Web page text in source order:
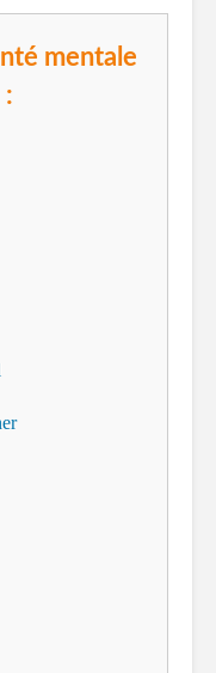
mentale
: